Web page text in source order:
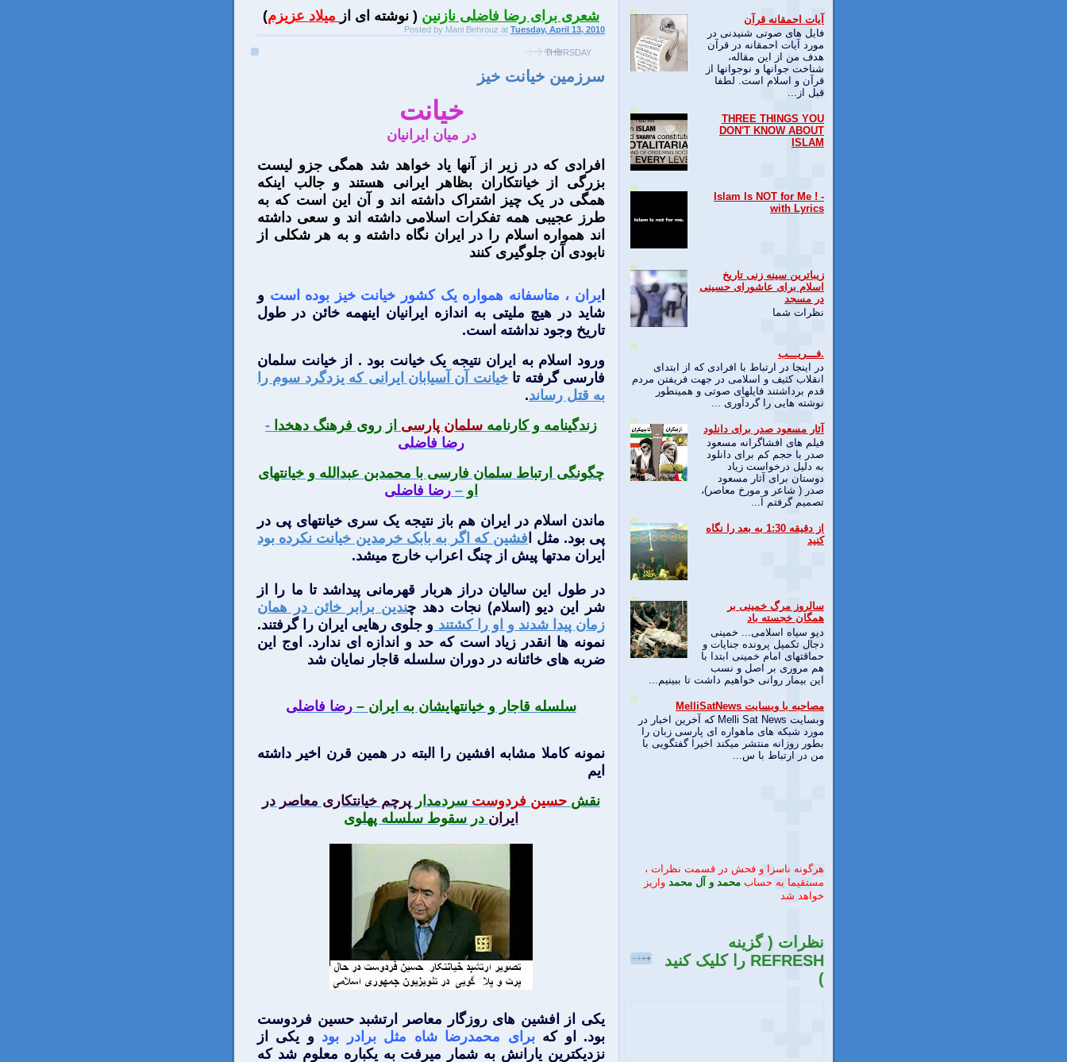
شعری برای رضا فاضلی نازنین ( نوشته ای از میلاد عزیزم)
Posted by Mani Behrouz at Tuesday, April 13, 2010
THURSDAY
سرزمین خیانت خیز
خیانت
در میان ایرانیان
افرادی که در زیر از آنها یاد خواهد شد همگی جزو لیست
بزرگی از خیانتکاران بظاهر ایرانی هستند و جالب اینکه
همگی در یک چیز اشتراک داشته اند و آن این است که به
طرز عجیبی همه تفکرات اسلامی داشته اند و سعی داشته
اند همواره اسلام را در ایران نگاه داشته و به هر شکلی از
نابودی آن جلوگیری کنند
یران ، متاسفانه همواره یک کشور خیانت خیز بوده است و
شاید در هیچ ملیتی به اندازه ایرانیان اینهمه خائن در طول
تاریخ وجود نداشته است.
ورود اسلام به ایران نتیجه یک خیانت بود . از خیانت سلمان
فارسی گرفته تاخیانت آن آسیابان ایرانی که یزدگرد سوم را
به قتل رساند.
زندگینامه و کارنامه سلمان پارسی از روی فرهنگ دهخدا -
رضا فاضلی
چگونگی ارتباط سلمان فارسی با محمدبن عبدالله و خیانتهای
او – رضا فاضلی
ماندن اسلام در ایران هم باز نتیجه یک سری خیانتهای پی در
پی بود. مثل ا فشین که اگر به بابک خرمدین خیانت نکرده بود
ایران مدتها پیش از چنگ اعراب خارج میشد.
در طول این سالیان دراز هربار قهرمانی پیداشد تا ما را از
شر این دیو (اسلام) نجات دهد چندین برابر خائن در همان
زمان پیدا شدند و او را کشتند و جلوی رهایی ایران را گرفتند.
نمونه ها انقدر زیاد است که حد و اندازه ای ندارد. اوج این
ضربه های خائنانه در دوران سلسله قاجار نمایان شد
سلسله قاجار و خیانتهایشان به ایران – رضا فاضلی
نمونه کاملا مشابه افشین را البته در همین قرن اخیر داشته
ایم
نقش حسین فردوست سردمدار پرچم خیانتکاری معاصر در
ایران در سقوط سلسله پهلوی
یکی از افشین های روزگار معاصر ارتشبد حسین فردوست
بود. او کهبرای محمدرضا شاه مثل برادر بود و یکی از
نزدیکترین یارانش به شمار میرفت به یکباره معلوم شد که
آیات احمقانه قرآن
فایل های صوتی شنیدنی در
مورد آیات احمقانه در قرآن
هدف من از این مقاله،
شناخت جوانها و نوجوانها از
قرآن و اسلام است. لطفا
قبل از...
THREE THINGS YOU
DON'T KNOW ABOUT
ISLAM
Islam Is NOT for Me ! -
with Lyrics
زیباترین سینه زنی تاریخ
اسلام برای عاشورای حسینی
در مسجد
نظرات شما
.فـــریـــب
در اینجا در ارتباط با افرادی که از ابتدای
انقلاب کثیف و اسلامی در جهت فریفتن مردم
قدم برداشتند فایلهای صوتی و همینطور
نوشته هایی را گردآوری ...
آثار مسعود صدر برای دانلود
فیلم های افشاگرانه مسعود
صدر با حجم کم برای دانلود
به دلیل درخواست زیاد
دوستان برای آثار مسعود
صدر ( شاعر و مورخ معاصر)،
تصمیم گرفتم آ...
از دقیقه 1:30 به بعد را نگاه
کنید
سالروز مرگ خمینی بر
همگان خجسته باد
دیو سیاه اسلامی... خمینی
دجال تكميل پرونده جنايات و
حماقتهای امام خمينی ابتدا با
هم مروری بر اصل و نسب
اين بيمار روانی خواهيم داشت تا ببينيم...
مصاحبه با وبسایت MelliSatNews
وبسایت Melli Sat News که آخرین اخبار در
مورد شبکه های ماهواره ای پارسی زبان را
بطور روزانه منتشر میکند اخیرا گفتگویی با
من در ارتباط با س...
هرگونه ناسزا و فحش در قسمت نظرات ،
مستقیما به حساب محمد و آل محمد واریز
خواهد شد
نظرات ( گزینه
REFRESH را کلیک کنید
)